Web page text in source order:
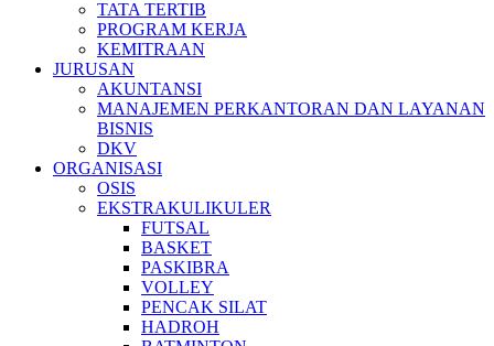
TATA TERTIB
PROGRAM KERJA
KEMITRAAN
JURUSAN
AKUNTANSI
MANAJEMEN PERKANTORAN DAN LAYANAN
BISNIS
DKV
ORGANISASI
OSIS
EKSTRAKULIKULER
FUTSAL
BASKET
PASKIBRA
VOLLEY
PENCAK SILAT
HADROH